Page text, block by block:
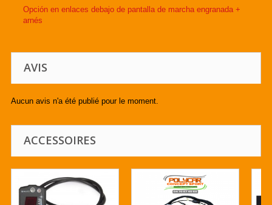
Opción en enlaces debajo de pantalla de marcha engranada +
arnés
AVIS
Aucun avis n'a été publié pour le moment.
ACCESSOIRES